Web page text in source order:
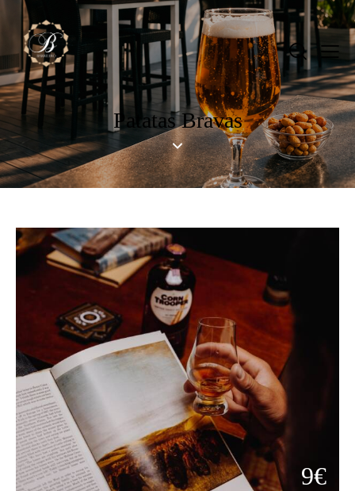
Patatas Bravas
9€